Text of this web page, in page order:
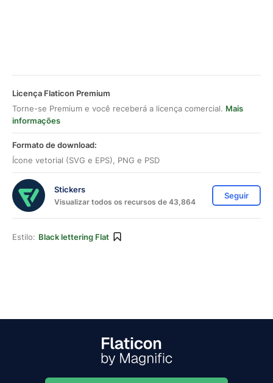
Licença Flaticon Premium
Torne-se Premium e você receberá a licença comercial. Mais
informações
Formato de download:
Ícone vetorial (SVG e EPS), PNG e PSD
Stickers
Visualizar todos os recursos de 43,864
Seguir
Estilo: Black lettering Flat